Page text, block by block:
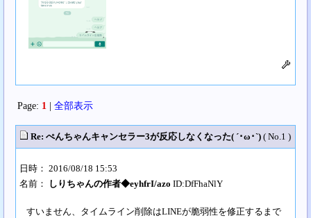
Page: 1 | 全部表示
Re: ぺんちゃんキャンセラー3が反応しなくなった( ´･ω･`) ( No.1 )
日時： 2016/08/18 15:53
名前：
しりちゃんの作者◆eyhfrI/azo ID:DfFhaNlY
すいません、タイムライン削除はLINEが脆弱性を修正するまで